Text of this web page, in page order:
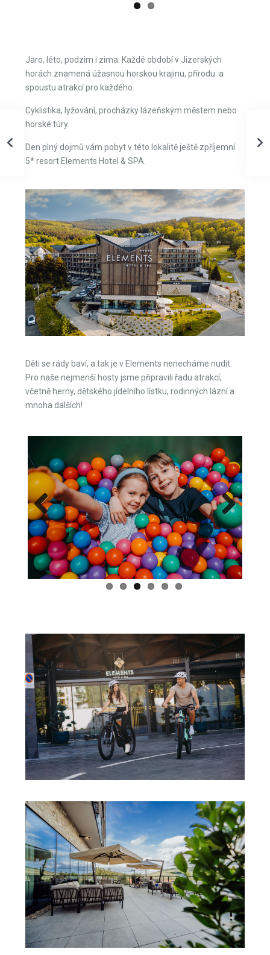
Jaro, léto, podzim i zima. Každé období v Jizerských
horách znamená úžasnou horskou krajinu, přírodu a
spoustu atrakcí pro každého.
Cyklistika, lyžování, procházky lázeňským městem nebo
horské túry.
Den plný dojmů vám pobyt v této lokalitě ještě zpříjemní
5* resort Elements Hotel & SPA.
Děti se rády baví, a tak je v Elements nenecháme nudit.
Pro naše nejmenší hosty jsme připravili řadu atrakcí,
včetně herny, dětského jídelního lístku, rodinných lázní a
mnoha dalších!
Previous Next